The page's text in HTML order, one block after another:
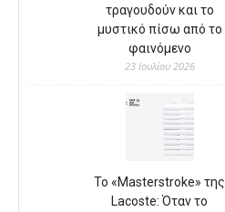
τραγουδούν και το
μυστικό πίσω από το
φαινόμενο
23 Ιουλίου 2026
Το «Masterstroke» της
Lacoste: Όταν το